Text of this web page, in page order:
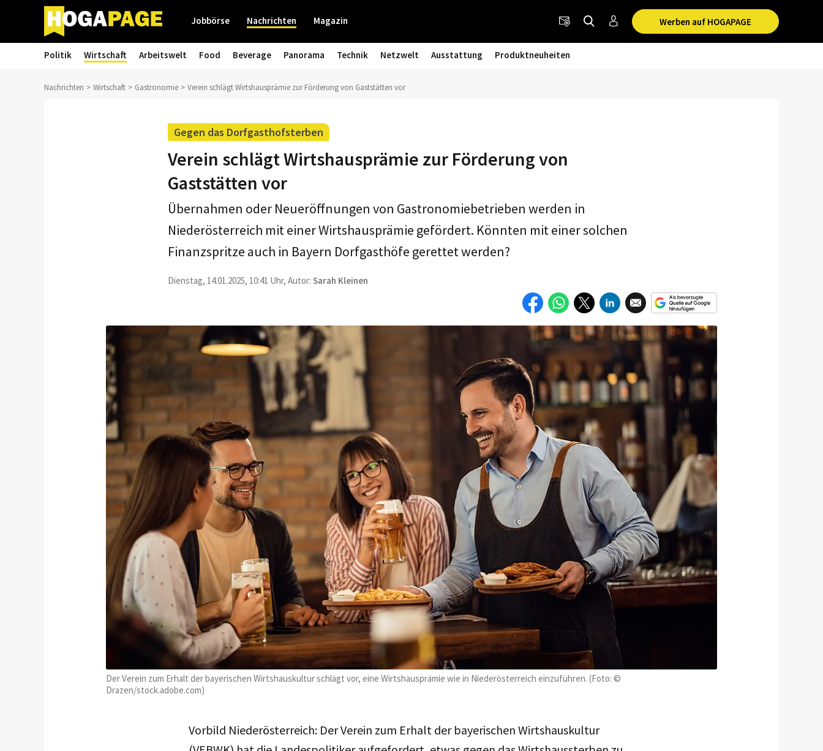
Werben auf HOGAPAGE
Jobbörse Nachrichten Magazin
Politik Wirtschaft Arbeitswelt Food Beverage Panorama Technik Netzwelt Ausstattung Produktneuheiten
Nachrichten Wirtschaft Gastronomie Verein schlägt Wirtshausprämie zur Förderung von Gaststätten vor
Gegen das Dorfgasthofsterben
Verein schlägt Wirtshausprämie zur Förderung von
Gaststätten vor
Der Verein zum Erhalt der bayerischen Wirtshauskultur schlägt vor, eine Wirtshausprämie wie in Niederösterreich einzuführen. (Foto: ©
Drazen/stock.adobe.com)
Übernahmen oder Neueröffnungen von Gastronomiebetrieben werden in
Niederösterreich mit einer Wirtshausprämie gefördert. Könnten mit einer solchen
Finanzspritze auch in Bayern Dorfgasthöfe gerettet werden?
Dienstag, 14.01.2025, 10:41 Uhr, Autor: Sarah Kleinen
Vorbild Niederösterreich: Der Verein zum Erhalt der bayerischen Wirtshauskultur